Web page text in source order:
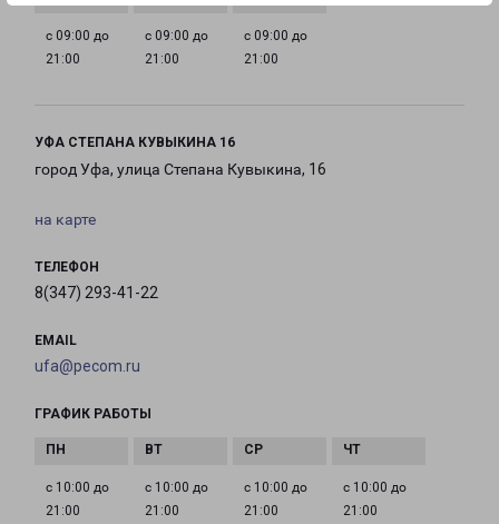
с 09:00 до
21:00
с 09:00 до
21:00
с 09:00 до
21:00
УФА СТЕПАНА КУВЫКИНА 16
город Уфа, улица Степана Кувыкина, 16
на карте
ТЕЛЕФОН
8(347) 293-41-22
EMAIL
ufa@pecom.ru
ГРАФИК РАБОТЫ
с 10:00 до
21:00
с 10:00 до
21:00
с 10:00 до
21:00
с 10:00 до
21:00